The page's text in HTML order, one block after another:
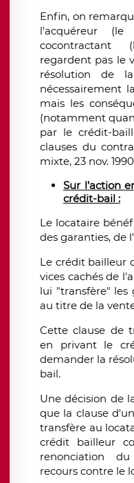
Enfin, on
l'acquéreur
cocontractant
regardent pas le
résolution de
nécessairement
mais les
(notamment
par le crédit-
clauses du
mixte, 23 nov.
Sur l’action
crédit-bail :
Le locataire
des garanties, de
Le crédit bailleur
vices cachés de
lui "transfère" les
au titre de la
Cette clause de
en privant le
demander la
bail.
Une décision de
que la clause
transfère au
crédit bailleur
renonciation
recours contre le